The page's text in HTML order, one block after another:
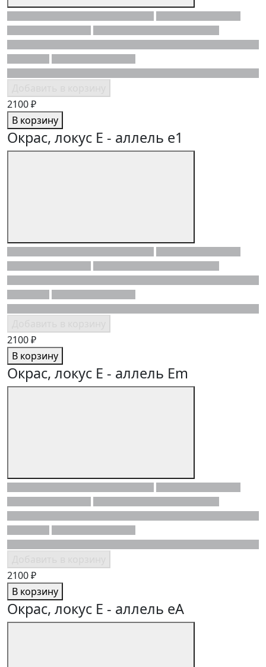
2100 ₽
В корзину
Окрас, локус E - аллель e1
2100 ₽
В корзину
Окрас, локус E - аллель Em
2100 ₽
В корзину
Окрас, локус E - аллель eA